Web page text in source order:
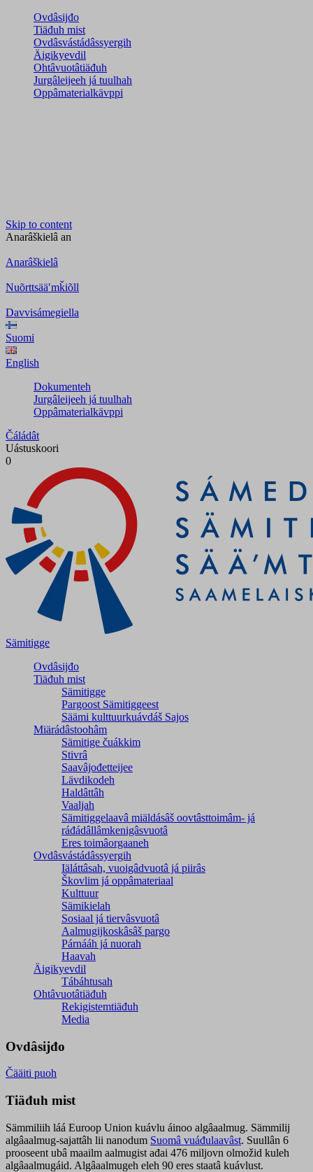
Ovdâsijđo
Tiäđuh mist
Ovdâsvástádâssyergih
Äigikyevdil
Ohtâvuotâtiäđuh
Jurgâleijeeh já tuulhah
Oppâmaterialkävppi
Skip to content
Anarâškielâ an
Anarâškielâ
Nuõrttsääʹmǩiõll
Davvisámegiella
Suomi
English
Dokumenteh
Jurgâleijeeh já tuulhah
Oppâmaterialkävppi
Čáládât
Uástuskoori
0
Sämitigge
Ovdâsijđo
Tiäđuh mist
Sämitigge
Pargoost Sämitiggeest
Säämi kulttuurkuávdáš Sajos
Miärádâstoohâm
Sämitige čuákkim
Stivrâ
Saavâjođetteijee
Lävdikodeh
Haldâttâh
Vaaljah
Sämitiggelaavâ miäldásâš oovtâsttoimâm- já
ráđádâllâmkenigâsvuotâ
Eres toimâorgaaneh
Ovdâsvástádâssyergih
Iäláttâsah, vuoigâdvuotâ já piirâs
Škovlim já oppâmateriaal
Kulttuur
Sämikielah
Sosiaal já tiervâsvuotâ
Aalmugijkoskâsâš pargo
Párnááh já nuorah
Haavah
Äigikyevdil
Tábáhtusah
Ohtâvuotâtiäđuh
Rekigistemtiäđuh
Media
Ovdâsijđo
Čääiti puoh
Tiäđuh mist
Sämmiliih láá Euroop Union kuávlu áinoo algâaalmug. Sämmilij
algâaalmug-sajattâh lii nanodum Suomâ vuáđulaavâst. Suullân 6
prooseent ubâ maailm aalmugist ađai 476 miljovn olmožid kuleh
algâaalmugáid. Algâaalmugeh eleh 90 eres staatâ kuávlust.